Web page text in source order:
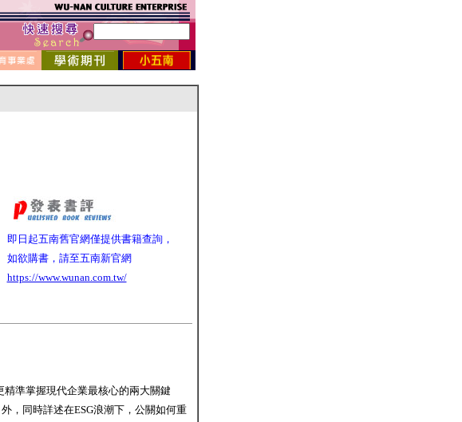
即日起五南舊官網僅提供書籍查詢，
如欲購書，請至五南新官網
https://www.wunan.com.tw/
準掌握現代企業最核心的兩大關鍵
，同時詳述在ESG浪潮下，公關如何重